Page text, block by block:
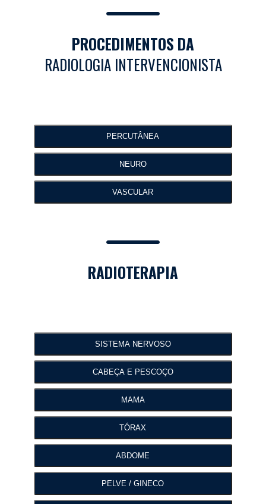
PROCEDIMENTOS DA
RADIOLOGIA INTERVENCIONISTA
PERCUTÂNEA
NEURO
VASCULAR
RADIOTERAPIA
SISTEMA NERVOSO
CABEÇA E PESCOÇO
MAMA
TÓRAX
ABDOME
PELVE / GINECO